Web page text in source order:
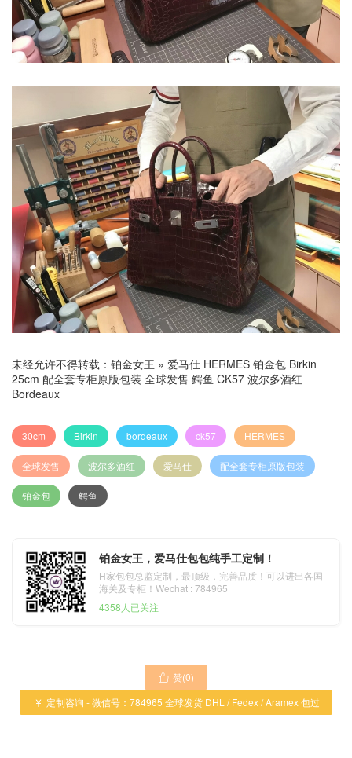
未经允许不得转载： 铂金女王 » 爱马仕 HERMES 铂金包 Birkin
25cm 配全套专柜原版包装 全球发售 鳄鱼 CK57 波尔多酒红
Bordeaux
30cm Birkin bordeaux ck57 HERMES
全球发售 波尔多酒红 爱马仕 配全套专柜原版包装
铂金包 鳄鱼
铂金女王，爱马仕包包纯手工定制！
H家包包总监定制，最顶级，完善品质！可以进出各国
海关及专柜！Wechat : 784965
4358人已关注
 赞(0)
 定制咨询 - 微信号：784965 全球发货 DHL / Fedex / Aramex 包过